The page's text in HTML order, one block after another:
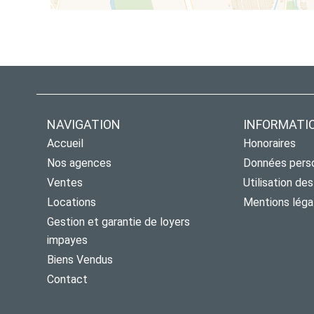
NAVIGATION
Accueil
Nos agences
Ventes
Locations
Gestion et garantie de loyers
impayes
Biens Vendus
Contact
Honoraires
Données
Utilisation
Mentions